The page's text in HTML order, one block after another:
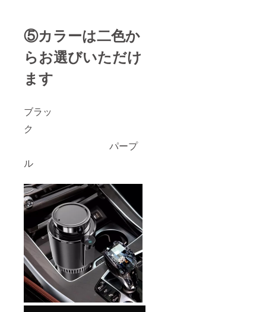
⑤カラーは二色か
らお選びいただけ
ます
ブラッ
ク
パープ
ル